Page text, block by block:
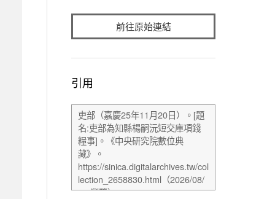
前往原始連結
引用